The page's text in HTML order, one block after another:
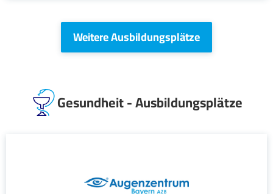
Weitere Ausbildungsplätze
Gesundheit - Ausbildungsplätze